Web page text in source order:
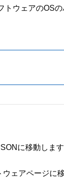
ウェアのOS
に移動します
ウェアページに